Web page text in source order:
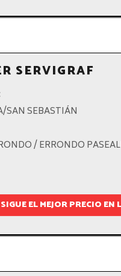
SERVIGRAF
SAN SEBASTIÁN
/ ERRONDO
EL MEJOR PRECIO EN